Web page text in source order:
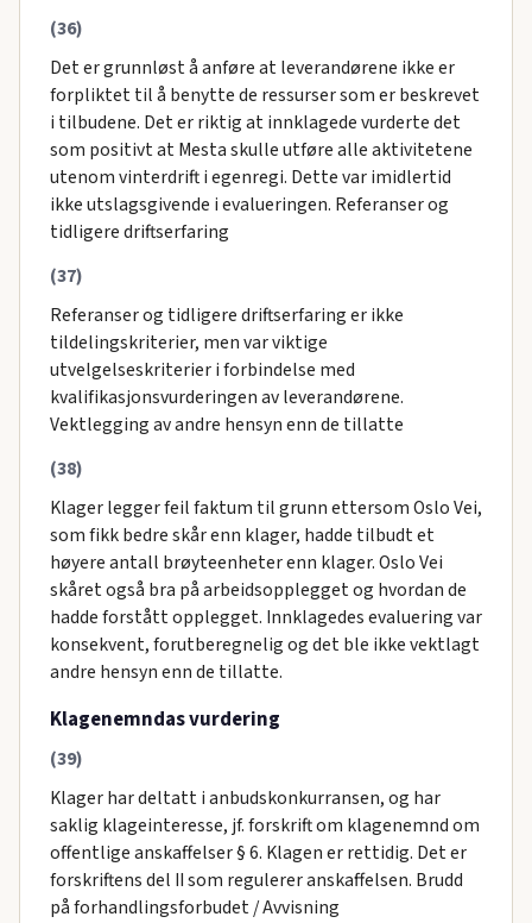
(36)
Det er grunnløst å anføre at leverandørene ikke er
forpliktet til å benytte de ressurser som er beskrevet
i tilbudene. Det er riktig at innklagede vurderte det
som positivt at Mesta skulle utføre alle aktivitetene
utenom vinterdrift i egenregi. Dette var imidlertid
ikke utslagsgivende i evalueringen. Referanser og
tidligere driftserfaring
(37)
Referanser og tidligere driftserfaring er ikke
tildelingskriterier, men var viktige
utvelgelseskriterier i forbindelse med
kvalifikasjonsvurderingen av leverandørene.
Vektlegging av andre hensyn enn de tillatte
(38)
Klager legger feil faktum til grunn ettersom Oslo Vei,
som fikk bedre skår enn klager, hadde tilbudt et
høyere antall brøyteenheter enn klager. Oslo Vei
skåret også bra på arbeidsopplegget og hvordan de
hadde forstått opplegget. Innklagedes evaluering var
konsekvent, forutberegnelig og det ble ikke vektlagt
andre hensyn enn de tillatte.
Klagenemndas vurdering
(39)
Klager har deltatt i anbudskonkurransen, og har
saklig klageinteresse, jf. forskrift om klagenemnd om
offentlige anskaffelser § 6. Klagen er rettidig. Det er
forskriftens del II som regulerer anskaffelsen. Brudd
på forhandlingsforbudet / Avvisning